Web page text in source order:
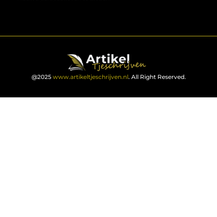
@2025 www.artikeltjeschrijven.nl. All Right Reserved.